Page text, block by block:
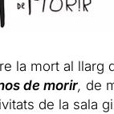
la mort al llarg
de morir, de
de la sala